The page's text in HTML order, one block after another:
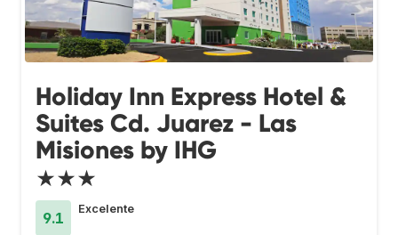
Holiday Inn Express Hotel &
Suites Cd. Juarez - Las
Misiones by IHG
★★★
9.1
Excelente